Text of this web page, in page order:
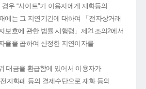
우 “사이트”가 이용자에게 재화등의
에는 그 지연기간에 대하여 「전자상거래
보호에 관한 법률 시행령」제21조의2에서
율을 곱하여 산정한 지연이자를
대금을 환급함에 있어서 이용자가
자화폐 등의 결제수단으로 재화 등의